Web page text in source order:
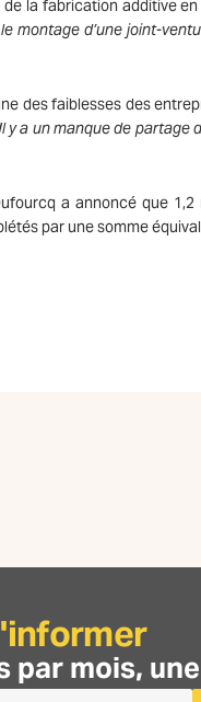
la fabrication additive
montage d’une joint-
des faiblesses des
y a un manque de partage
a annoncé que
par une somme
par mois, une